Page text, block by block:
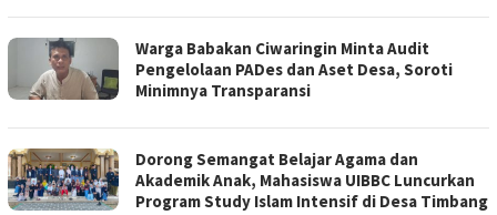
Warga Babakan Ciwaringin Minta Audit
Pengelolaan PADes dan Aset Desa, Soroti
Minimnya Transparansi
Dorong Semangat Belajar Agama dan
Akademik Anak, Mahasiswa UIBBC Luncurkan
Program Study Islam Intensif di Desa Timbang